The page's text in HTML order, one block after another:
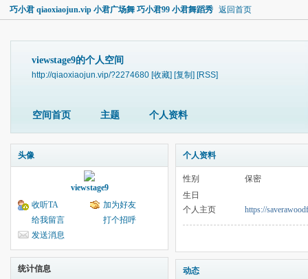
巧小君 qiaoxiaojun.vip 小君广场舞 巧小君99 小君舞蹈秀 返回首页
viewstage9的个人空间
http://qiaoxiaojun.vip/?2274680 [收藏] [复制] [RSS]
空间首页 主题 个人资料
头像
viewstage9
收听TA
加为好友
给我留言
打个招呼
发送消息
统计信息
个人资料
性别
保密
生日
个人主页
https://
动态